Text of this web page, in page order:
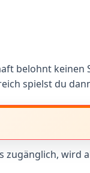
belohnt keinen
spielst du
zugänglich, wird